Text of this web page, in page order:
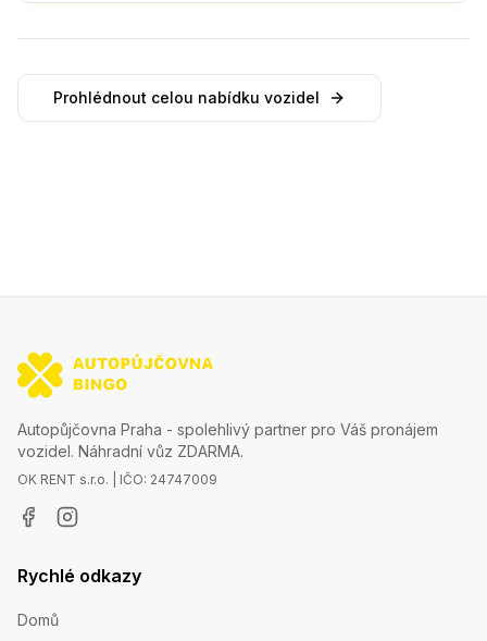
Prohlédnout celou nabídku vozidel
Autopůjčovna Praha - spolehlivý partner pro Váš pronájem
vozidel. Náhradní vůz ZDARMA.
OK RENT s.r.o. | IČO: 24747009
Rychlé odkazy
Domů